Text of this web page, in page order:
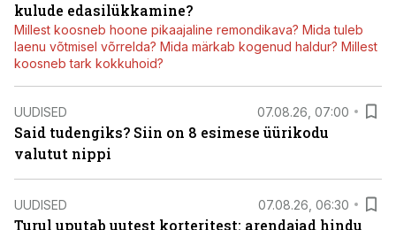
kulude edasilükkamine?
Millest koosneb hoone pikaajaline remondikava? Mida tuleb
laenu võtmisel võrrelda? Mida märkab kogenud haldur? Millest
koosneb tark kokkuhoid?
UUDISED 07.08.26, 07:00
Said tudengiks? Siin on 8 esimese üürikodu
valutut nippi
UUDISED 07.08.26, 06:30
Turul uputab uutest korteritest: arendajad hindu